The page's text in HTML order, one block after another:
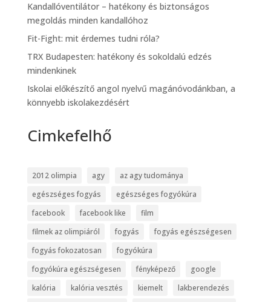
Kandallóventilátor – hatékony és biztonságos
megoldás minden kandallóhoz
Fit-Fight: mit érdemes tudni róla?
TRX Budapesten: hatékony és sokoldalú edzés
mindenkinek
Iskolai előkészítő angol nyelvű magánóvodánkban, a
könnyebb iskolakezdésért
Cimkefelhő
2012 olimpia agy
az agy tudománya
egészséges fogyás
egészséges fogyókúra
facebook
facebook like
film
filmek az olimpiáról
fogyás
fogyás egészségesen
fogyás fokozatosan
fogyókúra
fogyókúra egészségesen
fényképező
google
kalória
kalória vesztés kiemelt
lakberendezés